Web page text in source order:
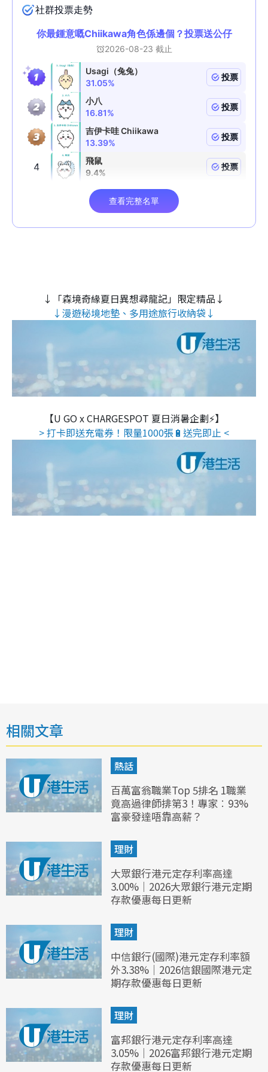
↓「森境奇緣夏日異想尋龍記」限定精品↓
↓漫遊秘境地墊、多用途旅行收納袋↓
【U GO x CHARGESPOT 夏日消暑企劃⚡】
> 打卡即送充電券！限量1000張🔋送完即止 <
相關文章
熱話
百萬富翁職業Top 5排名 1職業
竟高過律師排第3！專家︰93%
富豪發達唔靠高薪？
理財
大眾銀行港元定存利率高達
3.00%｜2026大眾銀行港元定期
存款優惠每日更新
理財
中信銀行(國際)港元定存利率額
外3.38%｜2026信銀國際港元定
期存款優惠每日更新
理財
富邦銀行港元定存利率高達
3.05%｜2026富邦銀行港元定期
存款優惠每日更新